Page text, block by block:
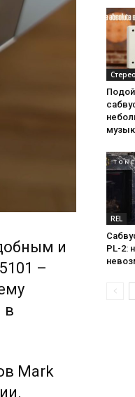
и
–
в
Mark
Стерео
REL
PL-2: